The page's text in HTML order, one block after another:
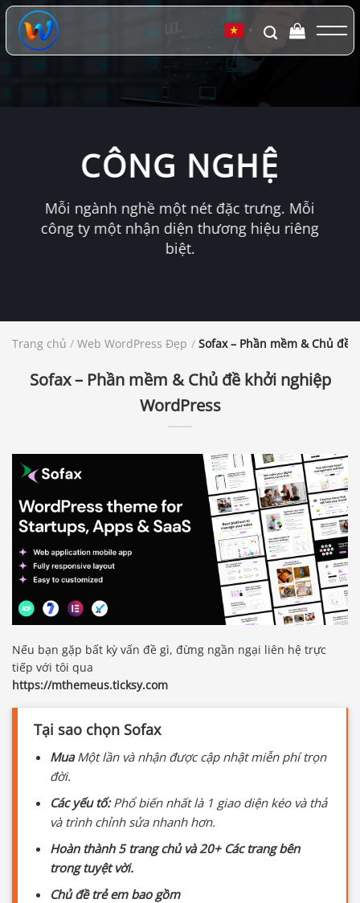
Chuyển
đến
dung
▼
CÔNG NGHỆ
Mỗi ngành nghề một nét đặc trưng. Mỗi
công ty một nhận diện thương hiệu riêng
biệt.
Trang chủ / Web WordPress Đẹp / Sofax – Phần mềm & Chủ đề
Sofax – Phần mềm & Chủ đề khởi nghiệp
WordPress
Nếu bạn gặp bất kỳ vấn đề gì, đừng ngần ngại liên hệ trực
tiếp với tôi qua
https://mthemeus.ticksy.com
Tại sao chọn Sofax
MuaMột lần và nhận được cập nhật miễn phí trọn
đời.
Các yếu tố:Phổ biến nhất là 1 giao diện kéo và thả
và trình chỉnh sửa nhanh hơn.
Hoàn thành 5 trang chủ và20+Các trang bên
trong tuyệt vời.
Chủ đề trẻ em bao gồm